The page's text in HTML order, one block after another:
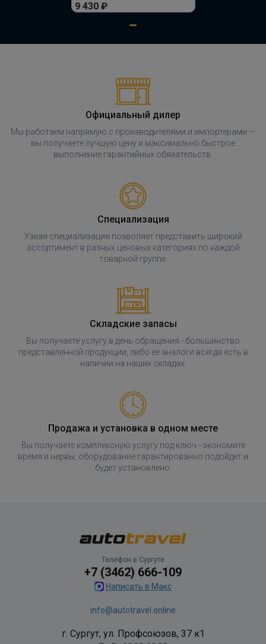
9 430 ₽
Официальный дилер
Мы работаем напрямую с производителями и импортерами —
вы получаете лучшую цену и максимально быстрое
выполнение гарантийных обязательств.
Специализация
Узкая специализация позволяет представить широкий
ассортимент в разных ценовых категориях по каждой
товарной группе.
Складские запасы
Вы получаете услугу в день обращения - большинство
представленной продукции, либо ее аналоги всегда есть в
наличии на наших складах.
Продажа и установка в одном месте
Вы получаете комплексную услугу под ключ - экономите
время и нервы, оборудование гарантированно подойдет и
будет установлено.
Телефон в Сургуте
+7 (3462) 666-109
Написать в Макс
info@autotravel.online
г. Сургут, ул. Профсоюзов, 37 к1